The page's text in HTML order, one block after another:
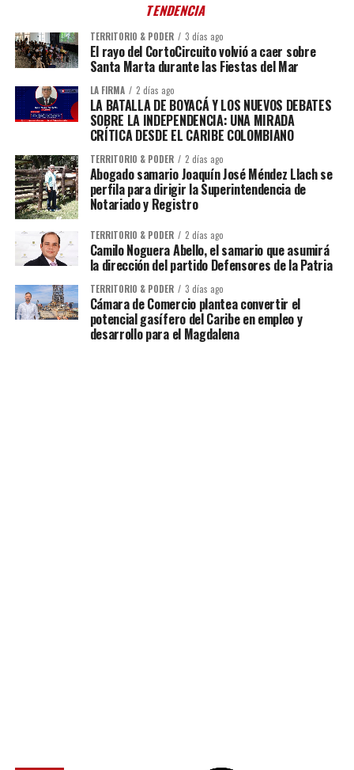
TENDENCIA
TERRITORIO & PODER 3 días ago
El rayo del CortoCircuito volvió a caer sobre
Santa Marta durante las Fiestas del Mar
LA FIRMA 2 días ago
LA BATALLA DE BOYACÁ Y LOS NUEVOS DEBATES
SOBRE LA INDEPENDENCIA: UNA MIRADA
CRÍTICA DESDE EL CARIBE COLOMBIANO
TERRITORIO & PODER 2 días ago
Abogado samario Joaquín José Méndez Llach se
perfila para dirigir la Superintendencia de
Notariado y Registro
TERRITORIO & PODER 2 días ago
Camilo Noguera Abello, el samario que asumirá
la dirección del partido Defensores de la Patria
TERRITORIO & PODER 3 días ago
Cámara de Comercio plantea convertir el
potencial gasífero del Caribe en empleo y
desarrollo para el Magdalena